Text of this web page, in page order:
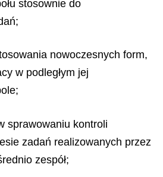
stosownie do
nowoczesnych form,
w podległym jej
sprawowaniu kontroli
zadań realizowanych przez
zespół;